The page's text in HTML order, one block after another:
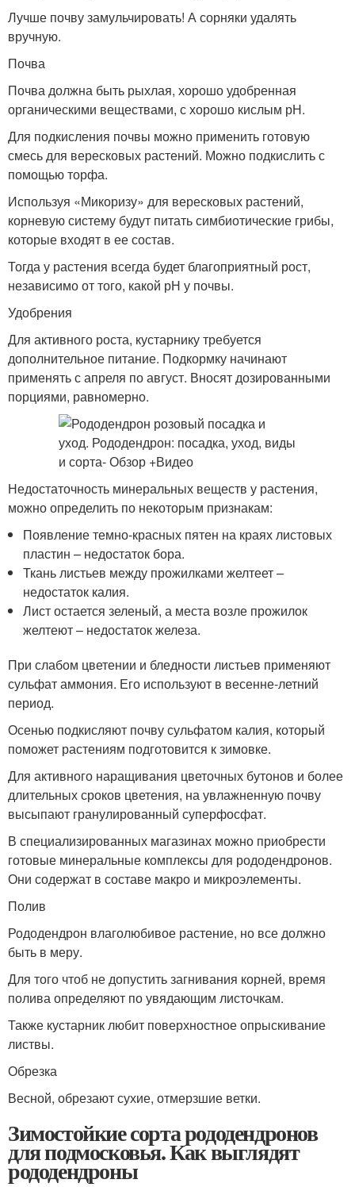
Лучше почву замульчировать! А сорняки удалять
вручную.
Почва
Почва должна быть рыхлая, хорошо удобренная
органическими веществами, с хорошо кислым рН.
Для подкисления почвы можно применить готовую
смесь для вересковых растений. Можно подкислить с
помощью торфа.
Используя «Микоризу» для вересковых растений,
корневую систему будут питать симбиотические грибы,
которые входят в ее состав.
Тогда у растения всегда будет благоприятный рост,
независимо от того, какой рН у почвы.
Удобрения
Для активного роста, кустарнику требуется
дополнительное питание. Подкормку начинают
применять с апреля по август. Вносят дозированными
порциями, равномерно.
Недостаточность минеральных веществ у растения,
можно определить по некоторым признакам:
Появление темно-красных пятен на краях листовых
пластин – недостаток бора.
Ткань листьев между прожилками желтеет –
недостаток калия.
Лист остается зеленый, а места возле прожилок
желтеют – недостаток железа.
При слабом цветении и бледности листьев применяют
сульфат аммония. Его используют в весенне-летний
период.
Осенью подкисляют почву сульфатом калия, который
поможет растениям подготовится к зимовке.
Для активного наращивания цветочных бутонов и более
длительных сроков цветения, на увлажненную почву
высыпают гранулированный суперфосфат.
В специализированных магазинах можно приобрести
готовые минеральные комплексы для рододендронов.
Они содержат в составе макро и микроэлементы.
Полив
Рододендрон влаголюбивое растение, но все должно
быть в меру.
Для того чтоб не допустить загнивания корней, время
полива определяют по увядающим листочкам.
Также кустарник любит поверхностное опрыскивание
листвы.
Обрезка
Весной, обрезают сухие, отмерзшие ветки.
Зимостойкие сорта рододендронов
для подмосковья. Как выглядят
рододендроны